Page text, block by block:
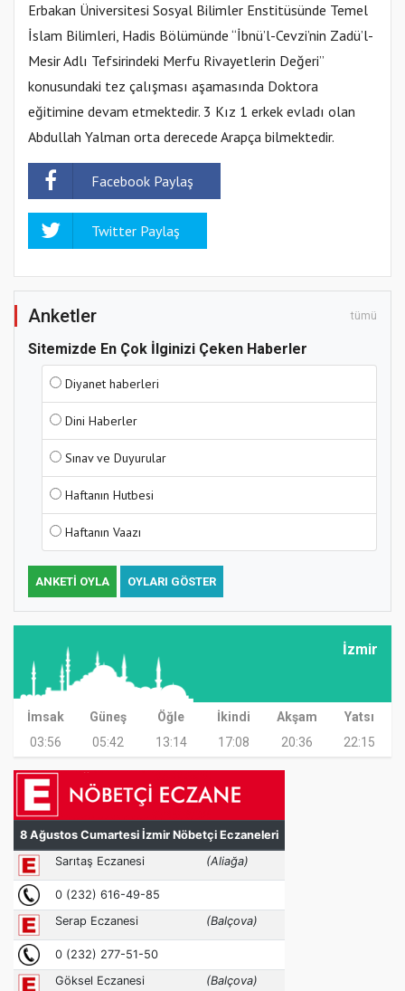
Erbakan Üniversitesi Sosyal Bilimler Enstitüsünde Temel
İslam Bilimleri, Hadis Bölümünde “İbnü’l-Cevzi’nin Zadü’l-
Mesir Adlı Tefsirindeki Merfu Rivayetlerin Değeri”
konusundaki tez çalışması aşamasında Doktora
eğitimine devam etmektedir. 3 Kız 1 erkek evladı olan
Abdullah Yalman orta derecede Arapça bilmektedir.
Facebook Paylaş
Twitter Paylaş
Anketler tümü
Sitemizde En Çok İlginizi Çeken Haberler
Diyanet haberleri
Dini Haberler
Sınav ve Duyurular
Haftanın Hutbesi
Haftanın Vaazı
ANKETI OYLA OYLARI GÖSTER
İzmir
İmsak Güneş Öğle İkindi Akşam
Yatsı
03:56
05:42 13:14 17:08 20:36 22:15